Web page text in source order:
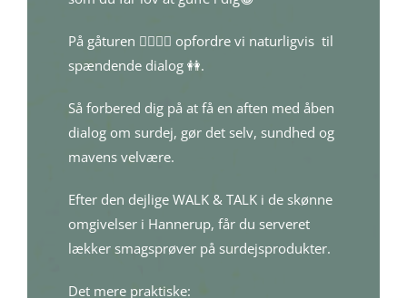
På gåturen 🚶‍♀️🚶‍♀️ opfordre vi naturligvis til
spændende dialog 👭.
Så forbered dig på at få en aften med åben
dialog om surdej, gør det selv, sundhed og
mavens velvære.
Efter den dejlige WALK & TALK i de skønne
omgivelser i Hannerup, får du serveret
lækker smagsprøver på surdejsprodukter.
Det mere praktiske: